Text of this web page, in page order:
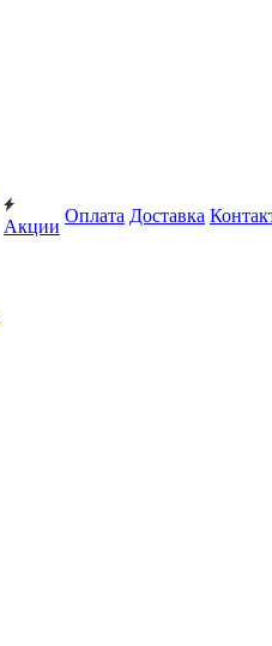
Акции
Оплата Доставка